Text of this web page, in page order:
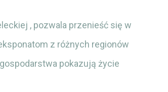
, pozwala przenieść się w
z różnych regionów
gospodarstwa pokazują życie